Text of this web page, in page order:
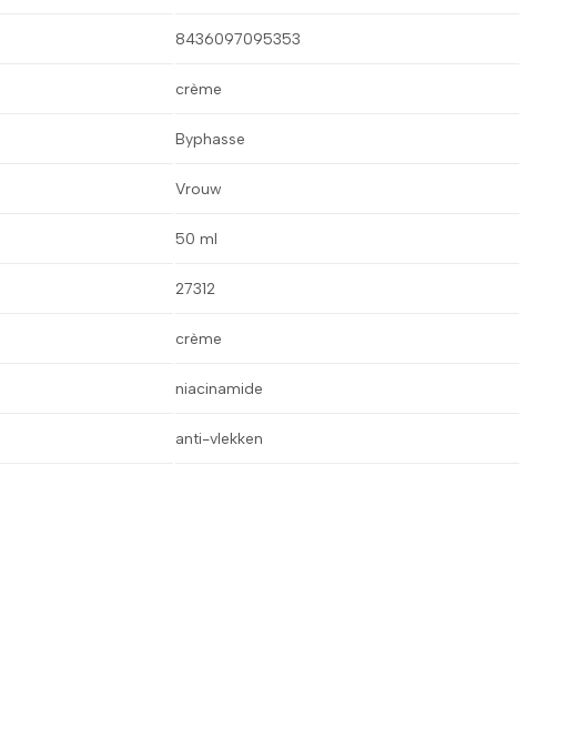
8436097095353
crème
Byphasse
Vrouw
50 ml
27312
crème
niacinamide
anti-vlekken